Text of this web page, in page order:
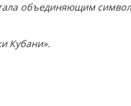
объединяющим
Кубани».